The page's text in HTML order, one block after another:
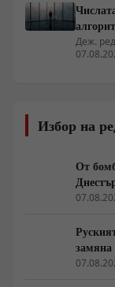
Деж.
Избор на
От